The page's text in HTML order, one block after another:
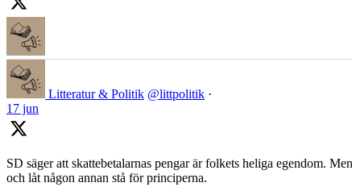
Litteratur & Politik @littpolitik ·
17 jun
SD säger att skattebetalarnas pengar är folkets heliga egendom.
och låt någon annan stå för principerna.